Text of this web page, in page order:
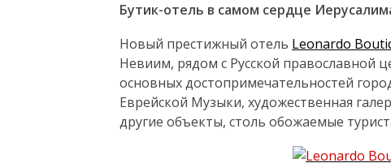
Бутик-отель в самом сердце
Новый престижный отель Leonardo
Невиим, рядом с Русской православной
основных достопримечательностей
Еврейской Музыки, художественная
другие объекты, столь обожаемые